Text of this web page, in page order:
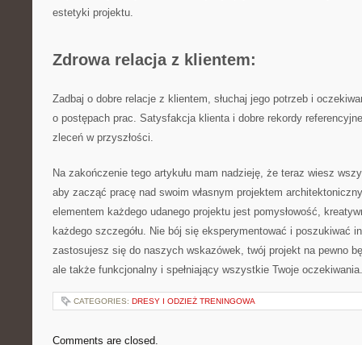
estetyki projektu.
Zdrowa relacja z klientem:
Zadbaj⁢ o dobre relacje z‍ klientem, słuchaj jego potrzeb i
o postępach​ prac. Satysfakcja klienta i dobre rekordy
zleceń w przyszłości.
Na zakończenie tego‍ artykułu mam nadzieję,⁤ że teraz wiesz
aby zacząć pracę nad swoim własnym projektem⁢
elementem‍ każdego udanego projektu jest pomysłowość,
każdego szczegółu. Nie bój ‍się‌ eksperymentować i poszukiwać
zastosujesz się do naszych wskazówek,‌ twój projekt na pewno
ale także funkcjonalny i spełniający wszystkie Twoje
CATEGORIES: DRESY I ODZIEŻ TRENINGOWA
Comments are closed.